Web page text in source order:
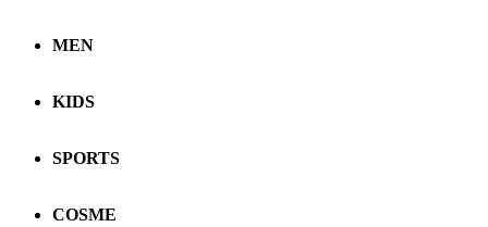
MEN
KIDS
SPORTS
COSME